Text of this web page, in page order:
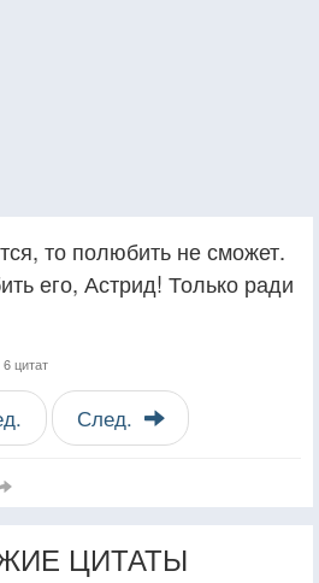
то полюбить не сможет.
его, Астрид! Только ради
6 цитат
След.
ЦИТАТЫ